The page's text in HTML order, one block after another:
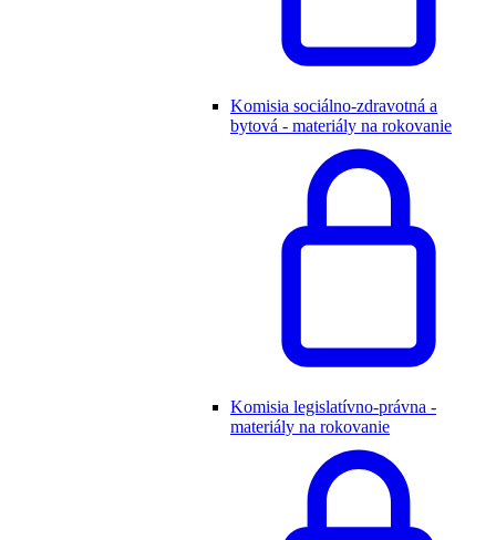
Komisia sociálno-zdravotná a
bytová - materiály na rokovanie
Komisia legislatívno-právna -
materiály na rokovanie